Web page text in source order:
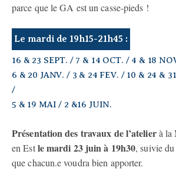
parce que le GA est un casse-pieds !
Le mardi de 19h15-21h45 :
16 & 23 SEPT. / 7 & 14 OCT. / 4 & 18
6 & 20 JANV. / 3 & 24 FEV. / 10 & 24 &
/
5 & 19 MAI / 2 &16 JUIN.
Présentation des travaux de l’atelierà la
en Estle mardi 23 juin à 19h30, suivie
que chacun.e voudra bien apporter.